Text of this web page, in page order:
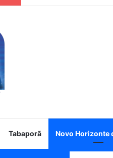
Tabaporã Novo Horizonte